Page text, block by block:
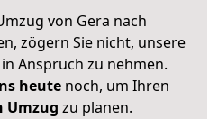
von Gera nach
zögern Sie nicht, unsere
Anspruch zu nehmen.
heutenoch, um Ihren
Umzug zu planen.